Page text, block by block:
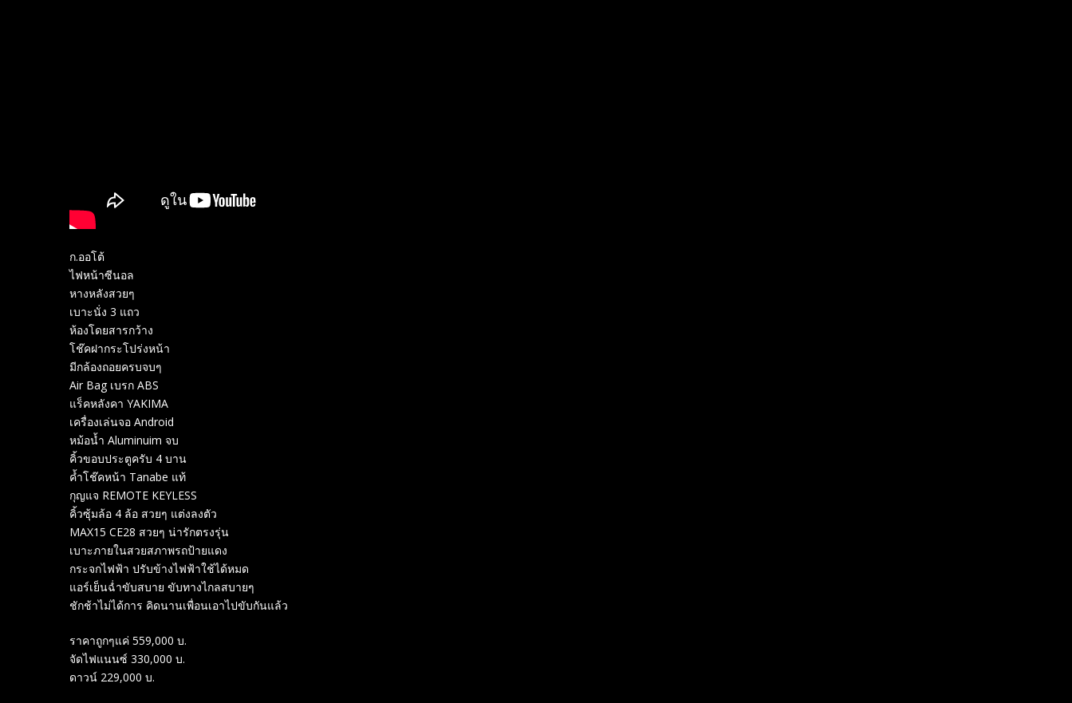
ก.ออโต้
ไฟหน้าซีนอล
หางหลังสวยๆ
เบาะนั่ง 3 แถว
ห้องโดยสารกว้าง
โช๊คฝากระโปร่งหน้า
มีกล้องถอยครบจบๆ
Air Bag เบรก ABS
แร็คหลังคา YAKIMA
เครื่องเล่นจอ Android
หม้อน้ำ Aluminuim จบ
คิ้วขอบประตูครับ 4 บาน
ค้ำโช๊คหน้า Tanabe แท้
กุญแจ REMOTE KEYLESS
คิ้วซุ้มล้อ 4 ล้อ สวยๆ แต่งลงตัว
MAX15 CE28 สวยๆ น่ารักตรงรุ่น
เบาะภายในสวยสภาพรถป้ายแดง
กระจกไฟฟ้า ปรับข้างไฟฟ้าใช้ได้หมด
แอร์เย็นฉ่ำขับสบาย ขับทางไกลสบายๆ
ชักช้าไม่ได้การ คิดนานเพื่อนเอาไปขับกันแล้ว
ราคาถูกๆแค่ 559,000 บ.
จัดไฟแนนซ์ 330,000 บ.
ดาวน์ 229,000 บ.